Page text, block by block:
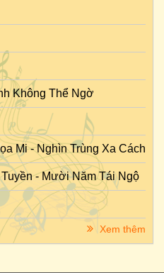
Không Thể Ngờ
Mi - Nghìn Trùng Xa Cách
- Mười Năm Tái Ngộ
Xem thêm